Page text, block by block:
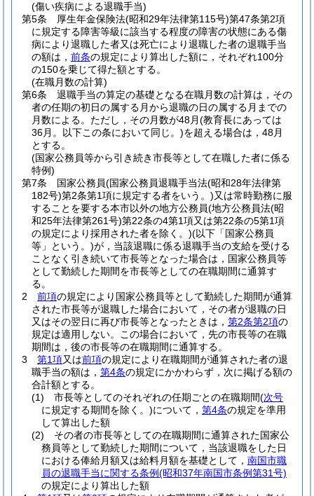
(傷い疾病による退職手当)
第5条
厚生年金保険法(昭和29年法律第115号)第47条第2項
に規定する障害等級に該当する程度の障害の状態にある傷
病により退職した者又は死亡により退職した者の退職手当
の額は， 前条の規定により算出した額に，それぞれ100分
の150を乗じて得た額とする。
(在職月数の計算)
第6条
退職手当の算定の基礎となる在職月数の計算は，その
者の任期の初日の属する月から退職の日の属する月までの
月数による。 ただし，その月数が48月(教育長にあっては
36月。以下この条において同じ。)を超える場合は，48月
とする。
(国家公務員等から引き続き市長等として在職した者に係る
特例)
第7条
国家公務員(国家公務員退職手当法(昭和28年法律第
182号)第2条第1項に規定する者をいう。)又は常時勤務に服
することを要する本市以外の地方公務員(地方公務員法(昭
和25年法律第261号)第22条の4第1項又は第22条の5第1項
の規定により採用された者を除く。)(以下「国家公務員
等」という。)が，当該退職に係る退職手当の支給を受ける
ことなく引き続いて市長等となった場合は，国家公務員等
として勤続した期間を市長等としての在職期間に通算す
る。
2
前項の規定により国家公務員等として勤続した期間が通算
された市長等が退職した場合において，その者が退職の日
又はその翌日に再び市長等となったときは， 第2条第2項の
規定は適用しない。
この場合において，先の市長等の在職
期間は，後の市長等の在職期間に通算する。
3
第1項又は前項の規定により在職期間が通算された者の退
職手当の額は， 第4条の規定にかかわらず，次に掲げる額の
合計額とする。
(1)
市長等としてのそれぞれの任期ごとの在職期間(次号
に規定する期間を除く。)について， 第4条の規定を準用
して算出した額
(2)
その者の市長等としての在職期間に通算された国家公
務員等として勤続した期間について，当該退職をした日
における俸給月額又は給料月額を基礎として， 南国市職
員の退職手当に関する条例(昭和37年南国市条例第31号)
の規定により算出した額